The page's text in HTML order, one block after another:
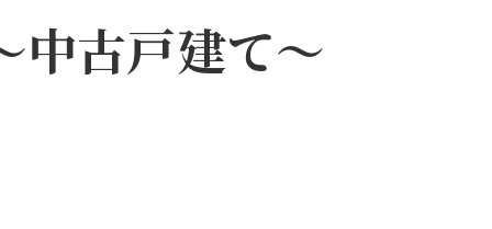
太陽光発電所
中古戸建て～